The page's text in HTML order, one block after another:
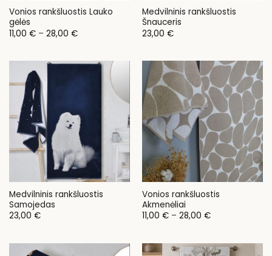
Vonios rankšluostis Lauko
gėlės
11,00 € – 28,00 €Price
28,00 €
Medvilninis rankšluostis
Šnauceris
23,00 €
Medvilninis rankšluostis
Samojedas
23,00 €
Vonios rankšluostis
Akmenėliai
11,00 € – 28,00 €Price
28,00 €